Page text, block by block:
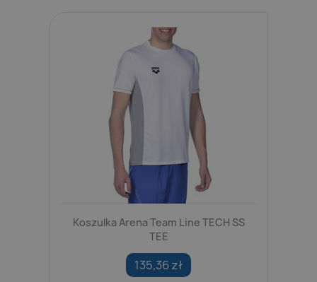
Koszulka Arena Team Line TECH SS
TEE
135,36 zł